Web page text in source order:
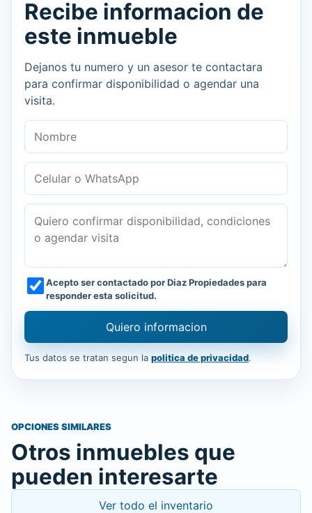
Recibe informacion de
este inmueble
Dejanos tu numero y un asesor te contactara
para confirmar disponibilidad o agendar una
visita.
Nombre
Celular o WhatsApp
Mensaje
Acepto ser contactado por Diaz Propiedades para
responder esta solicitud.
Quiero informacion
Tus datos se tratan segun la politica de privacidad.
OPCIONES SIMILARES
Otros inmuebles que
pueden interesarte
Ver todo el inventario